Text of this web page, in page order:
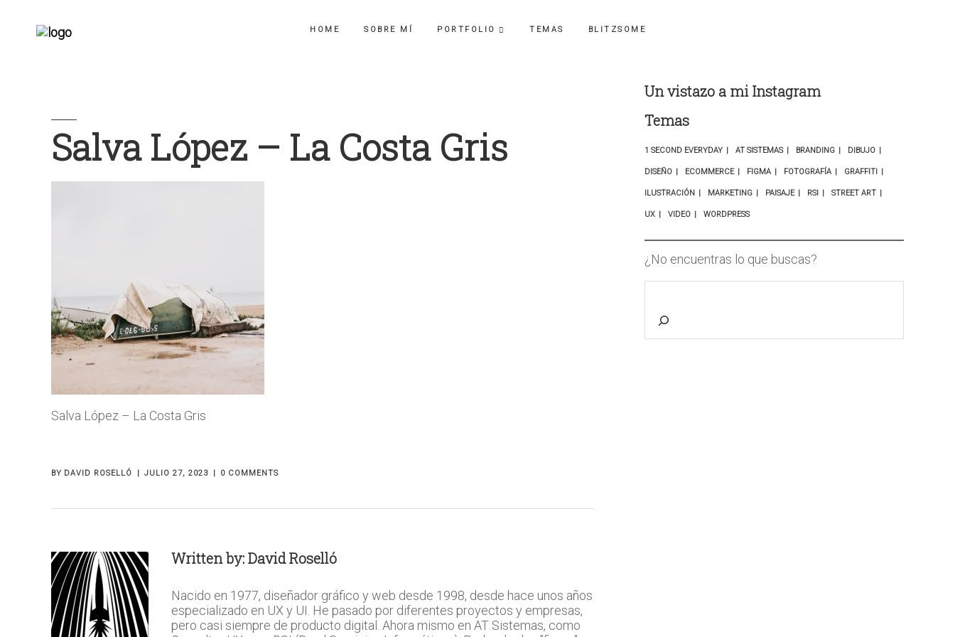
HOME SOBRE MÍ PORTFOLIO TEMAS BLITZSOME
Salva López – La Costa Gris
Salva López – La Costa Gris
BY DAVID ROSELLÓ JULIO 27, 2023 0 COMMENTS
Written by:David Roselló
Nacido en 1977, diseñador gráfico y web desde 1998, desde hace unos años
especializado en UX y UI. He pasado por diferentes proyectos y empresas,
pero casi siempre de producto digital. Ahora mismo en AT Sistemas, como
Un vistazo a mi Instagram
Temas
1 SECOND EVERYDAY AT SISTEMAS BRANDING DIBUJO
DISEÑO ECOMMERCE FIGMA FOTOGRAFÍA GRAFFITI
ILUSTRACIÓN MARKETING PAISAJE RSI STREET ART
UX VIDEO WORDPRESS
¿No encuentras lo que buscas?